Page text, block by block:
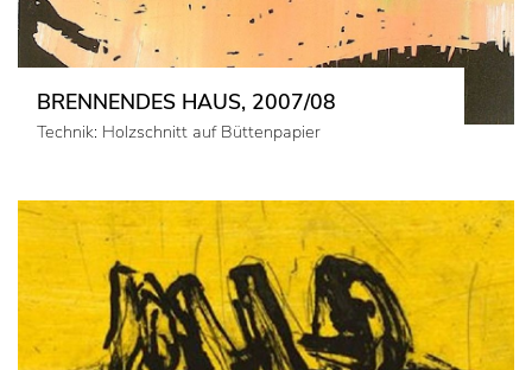
BRENNENDES HAUS, 2007/08
Technik: Holzschnitt auf Büttenpapier